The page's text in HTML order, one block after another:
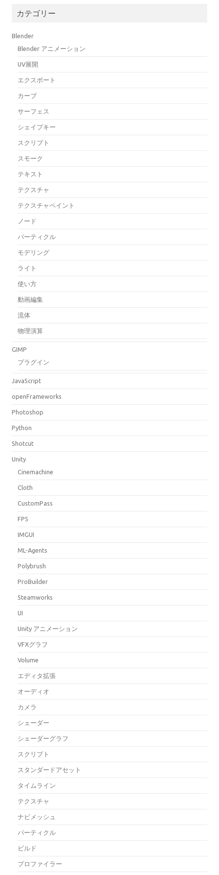
カテゴリー
Blender
Blender アニメーション
UV展開
エクスポート
カーブ
サーフェス
シェイプキー
スクリプト
スモーク
テキスト
テクスチャ
テクスチャペイント
ノード
パーティクル
モデリング
ライト
使い方
動画編集
流体
物理演算
GIMP
プラグイン
JavaScript
openFrameworks
Photoshop
Python
Shotcut
Unity
Cinemachine
Cloth
CustomPass
FPS
IMGUI
ML-Agents
Polybrush
ProBuilder
Steamworks
UI
Unity アニメーション
VFXグラフ
Volume
エディタ拡張
オーディオ
カメラ
シェーダー
シェーダーグラフ
スクリプト
スタンダードアセット
タイムライン
テクスチャ
ナビメッシュ
パーティクル
ビルド
プロファイラー